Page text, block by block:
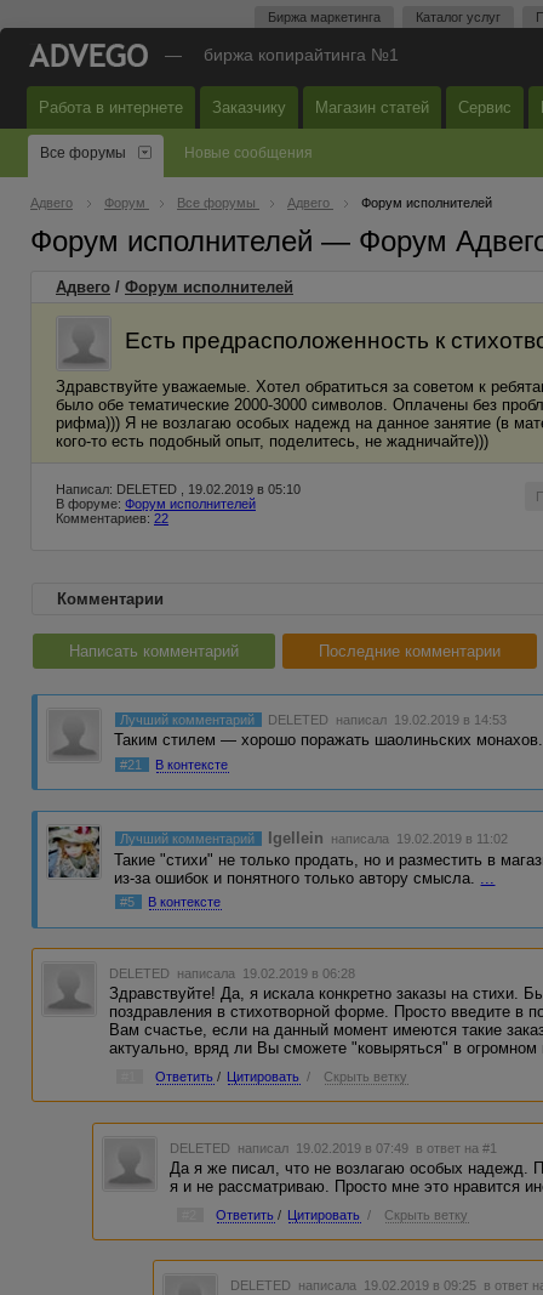
Биржа маркетинга Каталог услуг
— биржа копирайтинга №1
Работа в интернете Заказчику Магазин статей Сервис
Все форумы Новые сообщения
Адвего Форум Все форумы Адвего Форум исполнителей
Форум исполнителей — Форум
Адвего / Форум исполнителей
Есть предрасположенность к
Здравствуйте уважаемые. Хотел обратиться за советом к
было обе тематические 2000-3000 символов. Оплачены без
рифма))) Я не возлагаю особых надежд на данное занятие (в
кого-то есть подобный опыт, поделитесь, не жадничайте)))
Написал: DELETED , 19.02.2019 в 05:10
В форуме: Форум исполнителей
Комментариев: 22
Комментарии
Написать комментарий Последние комментарии
Лучший комментарий DELETED написал 19.02.2019 в 14:53
Таким стилем — хорошо поражать шаолиньских
#21 В контексте
Лучший комментарий Igellein написала 19.02.2019 в 11:02
Такие "стихи" не только продать, но и разместить в
из-за ошибок и понятного только автору смысла.
#5 В контексте
DELETED написала 19.02.2019 в 06:28
Здравствуйте! Да, я искала конкретно заказы на стихи.
поздравления в стихотворной форме. Просто введите в
Вам счастье, если на данный момент имеются такие
актуально, вряд ли Вы сможете "ковыряться" в огромном
Ответить / Цитировать / Скрыть ветку
DELETED написал 19.02.2019 в 07:49 в ответ на #1
Да я же писал, что не возлагаю особых надежд.
я и не рассматриваю. Просто мне это нравится
Ответить / Цитировать / Скрыть ветку
DELETED написала 19.02.2019 в 09:25 в ответ